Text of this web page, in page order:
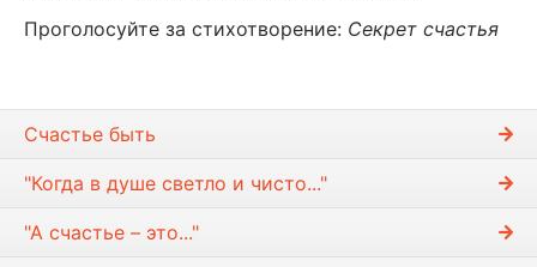
Проголосуйте за стихотворение: Секрет счастья
Счастье быть
"Когда в душе светло и чисто..."
"А счастье – это..."